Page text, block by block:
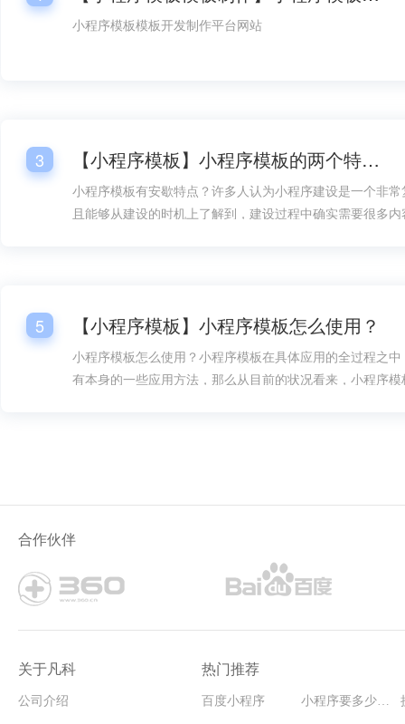
小程序模板模板开发制作平台网站
3 【小程序模板】小程序模板的两个特点！
小程序模板有安歇特点？许多人认为小程序建设是一个非
且能够从建设的时机上了解到，建设过程中确实需要很多
5 【小程序模板】小程序模板怎么使用？
小程序模板怎么使用？小程序模板在具体应用的全过程之
有本身的一些应用方法，那么从目前的状况看来，小程序
合作伙伴
关于凡科
公司介绍
热门推荐
百度小程序